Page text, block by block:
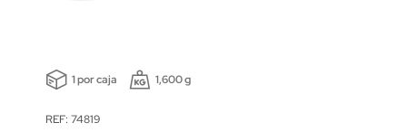
1 por caja 1,600 g
REF: 74819